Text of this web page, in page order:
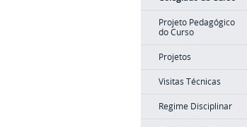
Projeto Pedagógico
do Curso
Projetos
Visitas Técnicas
Regime Disciplinar